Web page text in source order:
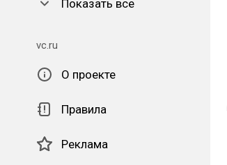
Показать все
vc.ru
О проекте
Правила
Реклама